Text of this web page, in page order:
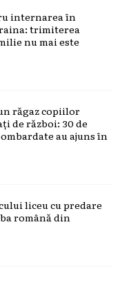
internarea în
trimiterea
nu mai este
răgaz copiilor
de război: 30 de
au ajuns în
liceu cu predare
română din